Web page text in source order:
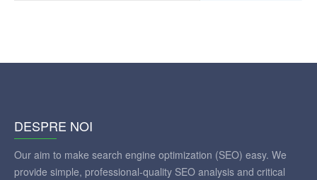
DESPRE NOI
Our aim to make search engine optimization (SEO) easy. We
provide simple, professional-quality SEO analysis and critical